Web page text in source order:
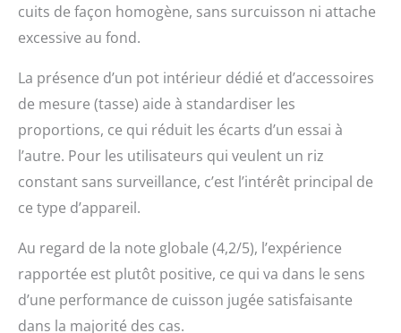
cuits de façon homogène, sans surcuisson ni attache
excessive au fond.
La présence d’un pot intérieur dédié et d’accessoires
de mesure (tasse) aide à standardiser les
proportions, ce qui réduit les écarts d’un essai à
l’autre. Pour les utilisateurs qui veulent un riz
constant sans surveillance, c’est l’intérêt principal de
ce type d’appareil.
Au regard de la note globale (4,2/5), l’expérience
rapportée est plutôt positive, ce qui va dans le sens
d’une performance de cuisson jugée satisfaisante
dans la majorité des cas.